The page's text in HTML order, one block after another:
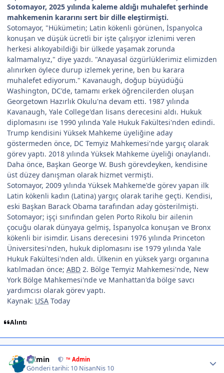
Sotomayor, 2025 yılında kaleme aldığı muhalefet şerhinde
mahkemenin kararını sert bir dille eleştirmişti.
Sotomayor, "Hükümetin; Latin kökenli görünen, İspanyolca
konuşan ve düşük ücretli bir işte çalışıyor izlenimi veren
herkesi alıkoyabildiği bir ülkede yaşamak zorunda
kalmamalıyız," diye yazdı. "Anayasal özgürlüklerimiz elimizden
alınırken öylece durup izlemek yerine, ben bu karara
muhalefet ediyorum." Kavanaugh, doğup büyüdüğü
Washington, DC'de, tamamı erkek öğrencilerden oluşan
Georgetown Hazırlık Okulu'na devam etti. 1987 yılında
Kavanaugh, Yale College'dan lisans derecesini aldı. Hukuk
diplomasını ise 1990 yılında Yale Hukuk Fakültesi'nden edindi.
Trump kendisini Yüksek Mahkeme üyeliğine aday
göstermeden önce, DC Temyiz Mahkemesi'nde yargıç olarak
görev yaptı. 2018 yılında Yüksek Mahkeme üyeliği onaylandı.
Daha önce, Başkan George W. Bush görevdeyken, kendisine
üst düzey danışman olarak hizmet vermişti.
Sotomayor, 2009 yılında Yüksek Mahkeme'de görev yapan ilk
Latin kökenli kadın (Latina) yargıç olarak tarihe geçti. Kendisi,
eski Başkan Barack Obama tarafından aday gösterilmişti.
Sotomayor; işçi sınıfından gelen Porto Rikolu bir ailenin
çocuğu olarak dünyaya gelmiş, İspanyolca konuşan ve Bronx
kökenli bir isimdir. Lisans derecesini 1976 yılında Princeton
Üniversitesi'nden, hukuk diplomasını ise 1979 yılında Yale
Hukuk Fakültesi'nden aldı. Ülkenin en yüksek yargı organına
katılmadan önce; ABD 2. Bölge Temyiz Mahkemesi'nde, New
York Bölge Mahkemesi'nde ve Manhattan'da bölge savcı
yardımcısı olarak görev yaptı.
Kaynak: USA Today
Alıntı
Admin ™ Admin
Gönderi tarihi: 10 NisanNis 10